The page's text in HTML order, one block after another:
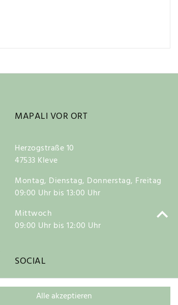
MAPALI VOR ORT
Herzogstraße 10
47533 Kleve
Montag, Dienstag, Donnerstag, Freitag
09:00 Uhr bis 13:00 Uhr
Mittwoch
09:00 Uhr bis 12:00 Uhr
SOCIAL
Alle akzeptieren